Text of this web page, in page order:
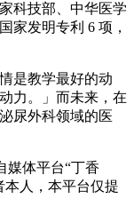
科技部、中华医学
家发明专利 6 项，
是教学最好的动
力。」而未来，在
尿外科领域的医
媒体平台“丁香
本人，本平台仅提